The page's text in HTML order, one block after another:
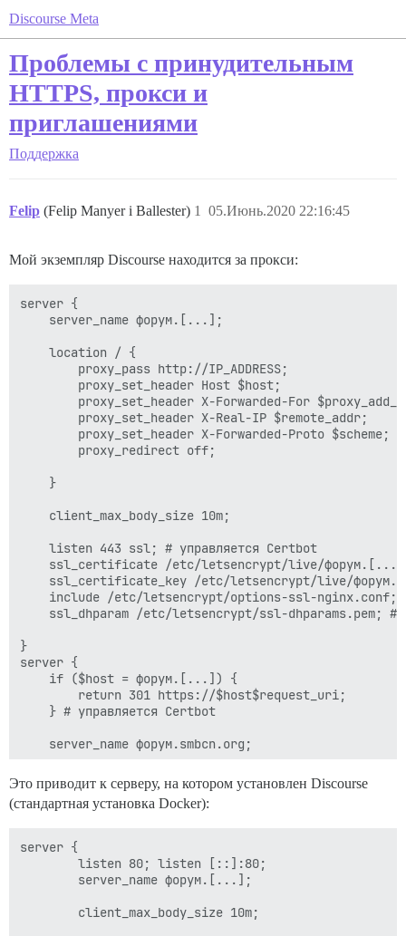
Discourse Meta
Проблемы с принудительным
HTTPS, прокси и
приглашениями
Поддержка
Felip (Felip Manyer i Ballester) 05.Июнь.2020 22:16:45
1
Мой экземпляр Discourse находится за прокси:
server {
    server_name форум.[...];
    location / {
        proxy_pass http://IP_ADDRESS;
        proxy_set_header Host $host;
proxy_set_header X-Forwarded-For
        proxy_set_header X-Real-IP $remote_addr;
        proxy_set_header X-Forwarded-Proto $scheme;
        proxy_redirect off;
    }
    client_max_body_size 10m;
    listen 443 ssl; # управляется Certbot
ssl_certificate /etc/letsencrypt/live/
ssl_certificate_key /etc/letsencrypt/live/
include /etc/letsencrypt/options-ssl-nginx.conf;
ssl_dhparam /etc/letsencrypt/ssl-dhparams.pem; #
}
server {
    if ($host = форум.[...]) {
        return 301 https://$host$request_uri;
    } # управляется Certbot
    server_name форум.smbcn.org;
    return 404; # управляется Certbot
Это приводит к серверу, на котором установлен Discourse
(стандартная установка Docker):
server {
        listen 80; listen [::]:80;
        server_name форум.[...];
        client_max_body_size 10m;